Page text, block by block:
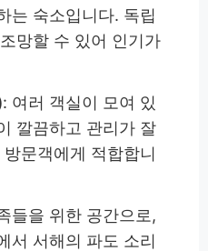
는 숙소입니다. 독립
망할 수 있어 인기가
: 여러 객실이 모여 있
깔끔하고 관리가 잘
문객에게 적합합니
들을 위한 공간으로,
서 서해의 파도 소리